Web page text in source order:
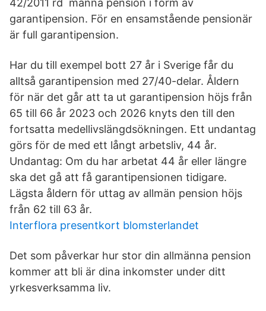
42/2011 rd männa pension i form av
garantipension. För en ensamstående pensionär
är full garantipension.
Har du till exempel bott 27 år i Sverige får du
alltså garantipension med 27/40-delar. Åldern
för när det går att ta ut garantipension höjs från
65 till 66 år 2023 och 2026 knyts den till den
fortsatta medellivslängdsökningen. Ett undantag
görs för de med ett långt arbetsliv, 44 år.
Undantag: Om du har arbetat 44 år eller längre
ska det gå att få garantipensionen tidigare.
Lägsta åldern för uttag av allmän pension höjs
från 62 till 63 år.
Interflora presentkort blomsterlandet
Det som påverkar hur stor din allmänna pension
kommer att bli är dina inkomster under ditt
yrkesverksamma liv.